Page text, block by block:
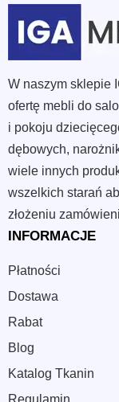
W naszym sklepie
ofertę mebli do
i pokoju
dębowych,
wiele innych
wszelkich starań
złożeniu
INFORMACJE
Płatności
Dostawa
Rabat
Blog
Katalog Tkanin